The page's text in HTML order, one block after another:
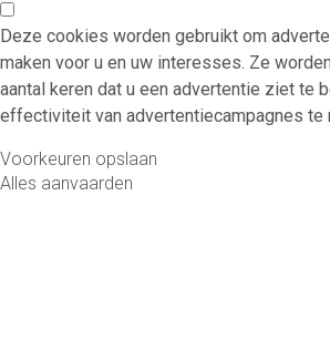
Deze cookies worden gebruikt om
maken voor u en uw interesses. Ze
aantal keren dat u een advertentie ziet te
effectiviteit van advertentiecampagnes te
Voorkeuren opslaan
Alles aanvaarden